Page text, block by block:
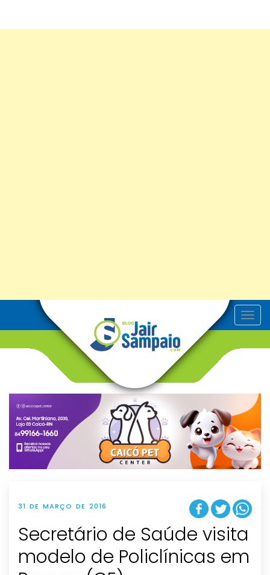
T
o
v
g
t
i
o
n
31 DE MARÇO DE 2016
Secretário de Saúde visita
modelo de Policlínicas em